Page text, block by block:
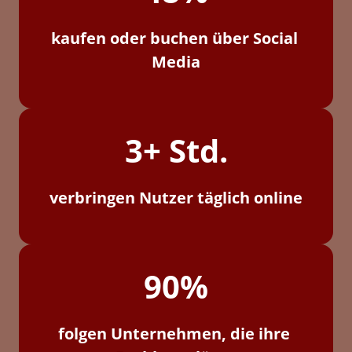
kaufen oder buchen über Social
Media
3+ Std.
verbringen Nutzer täglich online
90%
folgen Unternehmen, die ihre